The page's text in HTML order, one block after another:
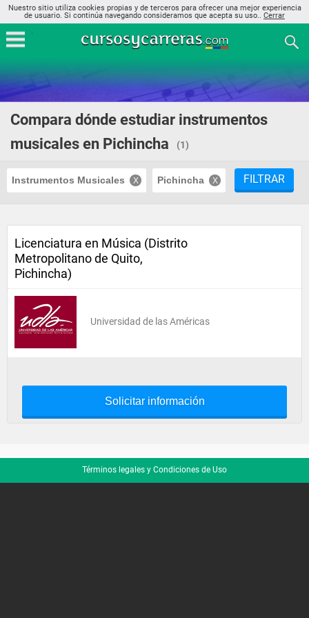
Nuestro sitio utiliza cookies propias y de terceros para ofrecer una mejor experiencia
de usuario. Si continúa navegando consideramos que acepta su uso.. Cerrar
Compara dónde estudiar instrumentos
musicales en Pichincha
(1)
Instrumentos Musicales Pichincha FILTRAR
Licenciatura en Música (Distrito
Metropolitano de Quito,
Pichincha)
Universidad de las Américas
Solicitar información
Términos legales y Condiciones de Uso